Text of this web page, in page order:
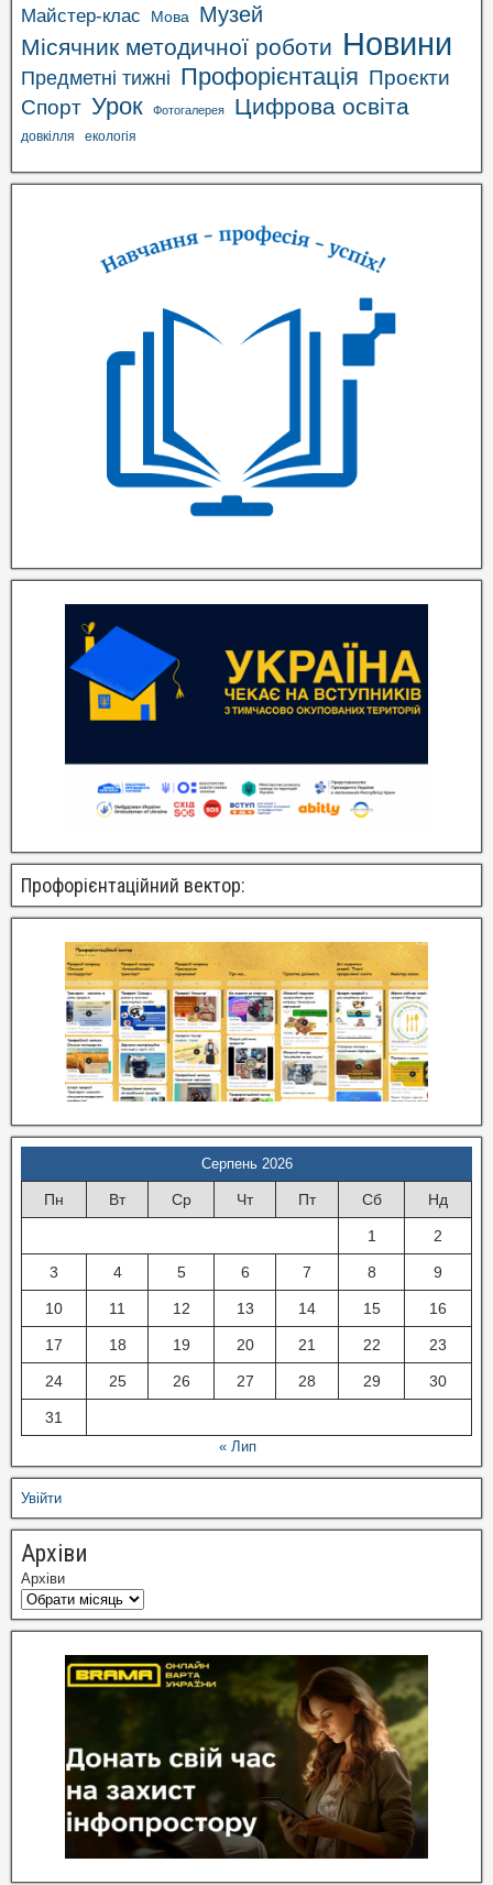
Майстер-клас Мова Музей
Місячник методичної роботи Новини
Предметні тижні Профорієнтація Проєкти
Спорт Урок Фотогалерея Цифрова освіта
довкілля екологія
Профорієнтаційний вектор:
Серпень 2026
Пн Вт Ср Чт Пт Сб Нд
1 2
3 4 5 6 7 8 9
10 11 12 13 14 15 16
17 18 19 20 21 22 23
24 25 26 27 28 29 30
31
« Лип
Увійти
Архіви
Архіви